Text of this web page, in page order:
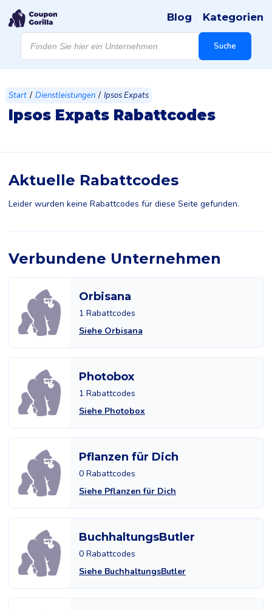
Products
search Suche
Blog Kategorien
Start / Dienstleistungen / Ipsos Expats
Ipsos Expats Rabattcodes
Aktuelle Rabattcodes
Leider wurden keine Rabattcodes für diese Seite gefunden.
Verbundene Unternehmen
Orbisana
1 Rabattcodes
Siehe Orbisana
Photobox
1 Rabattcodes
Siehe Photobox
Pflanzen für Dich
0 Rabattcodes
Siehe Pflanzen für Dich
BuchhaltungsButler
0 Rabattcodes
Siehe BuchhaltungsButler